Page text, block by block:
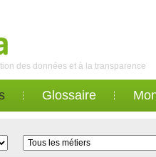
des données et à la transparence
Glossaire